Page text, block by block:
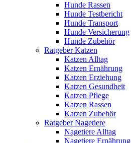
Hunde Rassen
Hunde Testbericht
Hunde Transport
Hunde Versicherung
Hunde Zubehör
Ratgeber Katzen
Katzen Alltag
Katzen Ernährung
Katzen Erziehung
Katzen Gesundheit
Katzen Pflege
Katzen Rassen
Katzen Zubehör
Ratgeber Nagetiere
Nagetiere Alltag
Nagetiere Ernährung